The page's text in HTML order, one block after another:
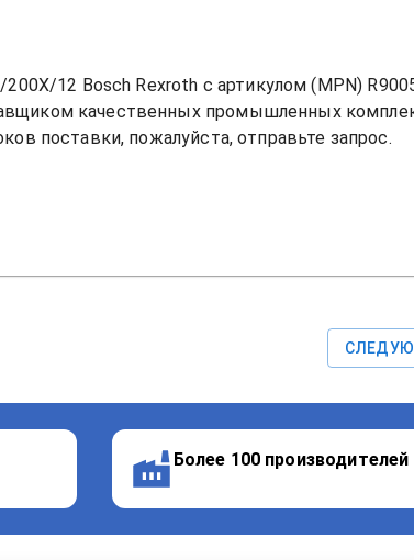
200X/12 Bosch Rexroth с артикулом (MPN)
качественных промышленных
поставки, пожалуйста, отправьте запрос.
Более 100 производителей